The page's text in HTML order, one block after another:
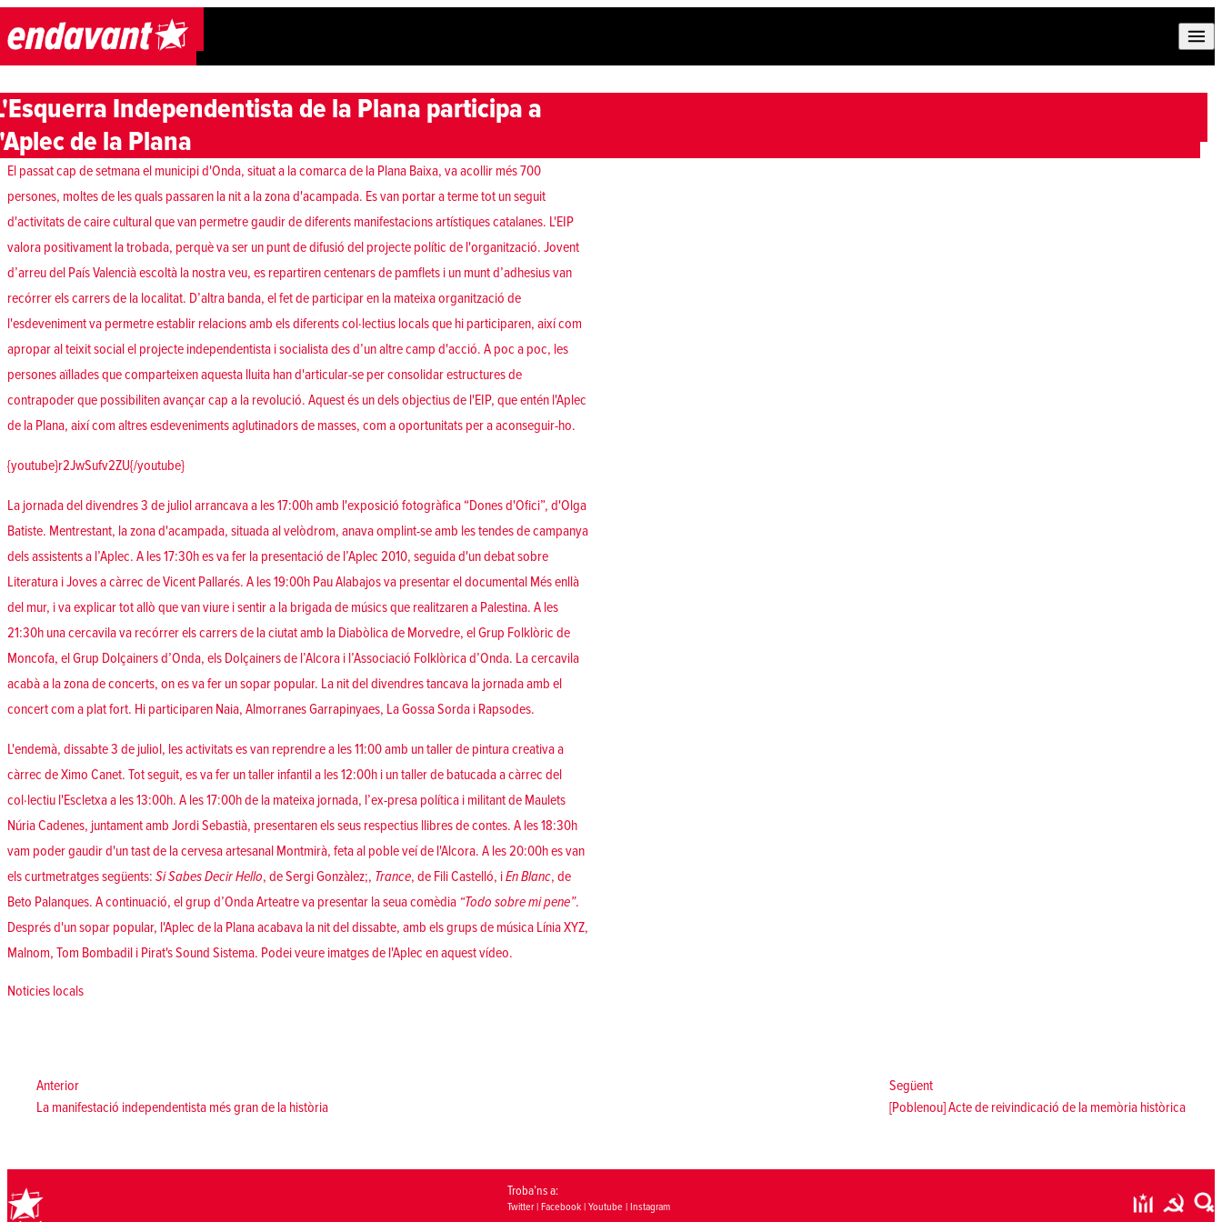
Skip to content
Independentista de la Plana participa a
de la Plana
El passat cap de setmana el municipi d'Onda, situat a la comarca de la Plana Baixa, va acollir més 700
persones, moltes de les quals passaren la nit a la zona d'acampada. Es van portar a terme tot un seguit
d'activitats de caire cultural que van permetre gaudir de diferents manifestacions artístiques catalanes. L'EIP
valora positivament la trobada, perquè va ser un punt de difusió del projecte polític de l'organització. Jovent
d’arreu del País Valencià escoltà la nostra veu, es repartiren centenars de pamflets i un munt d’adhesius van
recórrer els carrers de la localitat. D’altra banda, el fet de participar en la mateixa organització de
l'esdeveniment va permetre establir relacions amb els diferents col·lectius locals que hi participaren, així com
apropar al teixit social el projecte independentista i socialista des d’un altre camp d'acció. A poc a poc, les
persones aïllades que comparteixen aquesta lluita han d'articular-se per consolidar estructures de
contrapoder que possibiliten avançar cap a la revolució. Aquest és un dels objectius de l'EIP, que entén l'Aplec
de la Plana, així com altres esdeveniments aglutinadors de masses, com a oportunitats per a aconseguir-ho.
{youtube}r2JwSufv2ZU{/youtube}
La jornada del divendres 3 de juliol arrancava a les 17:00h amb l'exposició fotogràfica “Dones d'Ofici”, d'Olga
Batiste. Mentrestant, la zona d'acampada, situada al velòdrom, anava omplint-se amb les tendes de campanya
dels assistents a l’Aplec. A les 17:30h es va fer la presentació de l’Aplec 2010, seguida d'un debat sobre
Literatura i Joves a càrrec de Vicent Pallarés. A les 19:00h Pau Alabajos va presentar el documental Més enllà
del mur, i va explicar tot allò que van viure i sentir a la brigada de músics que realitzaren a Palestina. A les
21:30h una cercavila va recórrer els carrers de la ciutat amb la Diabòlica de Morvedre, el Grup Folklòric de
Moncofa, el Grup Dolçainers d’Onda, els Dolçainers de l’Alcora i l’Associació Folklòrica d’Onda. La cercavila
acabà a la zona de concerts, on es va fer un sopar popular. La nit del divendres tancava la jornada amb el
concert com a plat fort. Hi participaren Naia, Almorranes Garrapinyaes, La Gossa Sorda i Rapsodes.
L'endemà, dissabte 3 de juliol, les activitats es van reprendre a les 11:00 amb un taller de pintura creativa a
càrrec de Ximo Canet. Tot seguit, es va fer un taller infantil a les 12:00h i un taller de batucada a càrrec del
col·lectiu l'Escletxa a les 13:00h. A les 17:00h de la mateixa jornada, l’ex-presa política i militant de Maulets
Núria Cadenes, juntament amb Jordi Sebastià, presentaren els seus respectius llibres de contes. A les 18:30h
vam poder gaudir d'un tast de la cervesa artesanal Montmirà, feta al poble veí de l'Alcora. A les 20:00h es van
els curtmetratges següents: Si Sabes Decir Hello, de Sergi Gonzàlez;, Trance, de Fili Castelló, iEn Blanc, de
Beto Palanques. A continuació, el grup d’Onda Arteatre va presentar la seua comèdia “Todo sobre mi pene”.
Després d'un sopar popular, l'Aplec de la Plana acabava la nit del dissabte, amb els grups de música Línia XYZ,
Malnom, Tom Bombadil i Pirat's Sound Sistema. Podei veure imatges de l'Aplec en aquestvídeo.
Posted in
Noticies locals
d'entradesAnteriorAnterior:
La manifestació independentista més gran de la història
SegüentSegüent:
[Poblenou] Acte de reivindicació de la memòria històrica
Troba’ns a:
Twitter| Facebook| Youtube| Instagram